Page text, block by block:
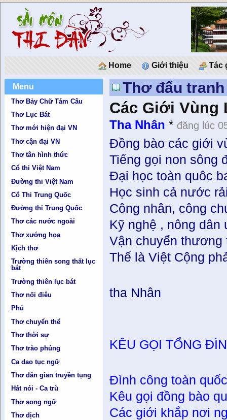
Home Giới thiệu Tác
Menu
Thơ Bảy Chữ Tám Câu
Thơ Lục Bát
Thơ mới hiện đại VN
Thơ cận đại VN
Thơ tân hình thức
Cổ thi Việt Nam
Đường thi Việt Nam
Cổ Thi Trung Quốc
Đường thi Trung Quốc
Thơ các nước ngoài
Thơ xướng họa
Kịch thơ
Trường thiên song thất lục
bát
Trường thiên lục bát
Thơ nối điêu
Phú
Thơ chuyển thể
Thơ thời sự
Thơ trào phúng
Ca dao tục ngữ
Thơ dân gian truyền tụng
Hát nói - Ca trù
Thơ song ngữ
Thơ dịch
Thơ đấu tranh
Các Giới Vùng
Tha Nhân * đăng lúc
Đồng bào các giới
Tiếng gọi non sông
Đại học toàn quôc
Học sinh cả nước
Công nhân, công
Kỹ nghệ , nông dân
Vận chuyển
Thế là Việt Cộng
tha Nhân
KÊU GỌI TỔNG
Đình công toàn
Kêu gọi đồng bào
Các giới khắp nơi